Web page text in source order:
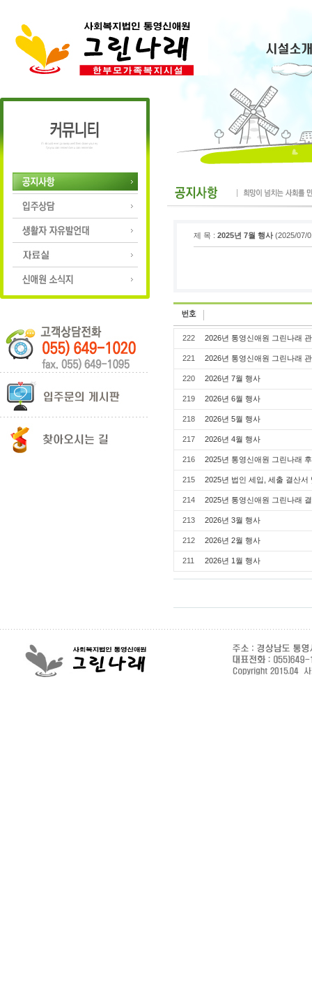
제 목 : 2025년 7월 행사 (2025/07/
222 2026년 통영신애원 그린나래
221 2026년 통영신애원 그린나래
220 2026년 7월 행사
219 2026년 6월 행사
218 2026년 5월 행사
217 2026년 4월 행사
216 2025년 통영신애원 그린나래
215 2025년 법인 세입, 세출 결산
214 2025년 통영신애원 그린나래
213 2026년 3월 행사
212 2026년 2월 행사
211 2026년 1월 행사